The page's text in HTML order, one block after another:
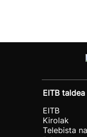
EITB taldea
EITB
Kirolak
Telebista